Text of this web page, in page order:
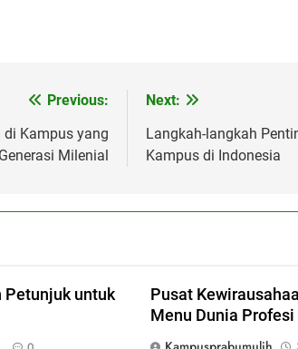
Previous:
Kampus yang
Milenial
Next:
Langkah-langkah
Kampus di Indonesia
Petunjuk untuk
Pusat
Menu Dunia Profesi